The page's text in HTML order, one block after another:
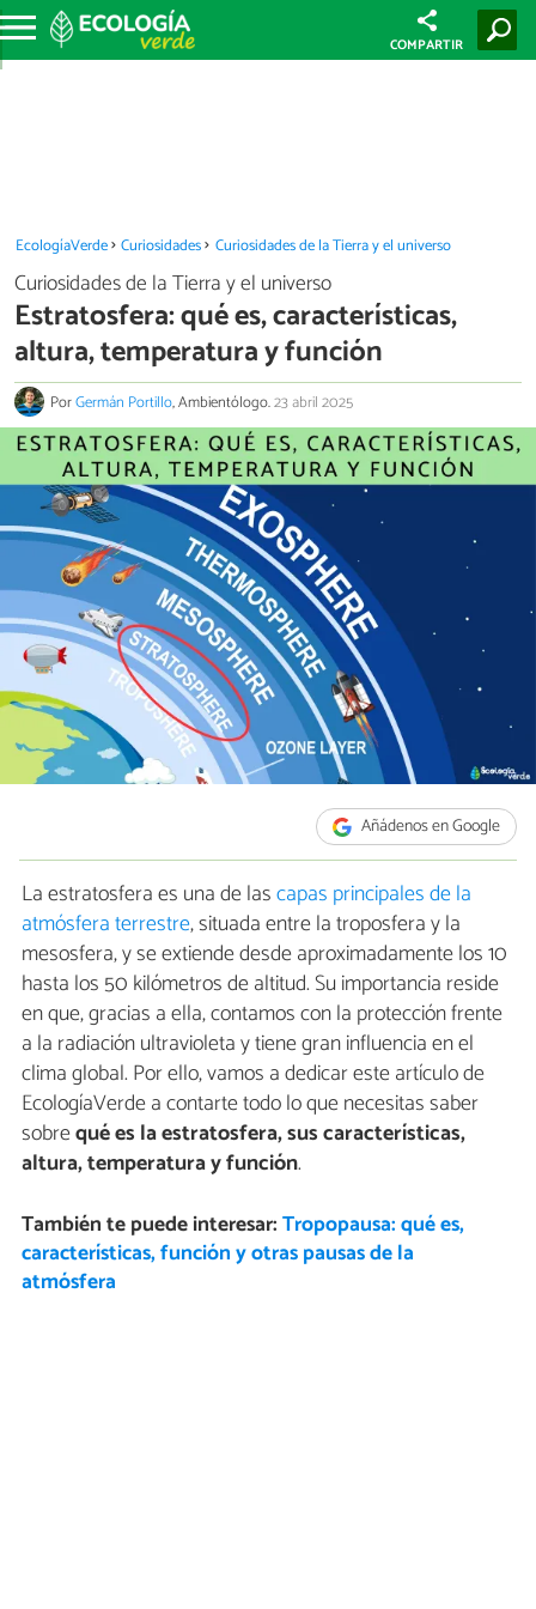
COMPARTIR
EcologíaVerde Curiosidades Curiosidades de la Tierra y el universo
Curiosidades de la Tierra y el universo
Estratosfera: qué es, características,
altura, temperatura y función
PorGermán Portillo, Ambientólogo.23 abril 2025
Añádenos en Google
La estratosfera es una de lascapas principales de la
atmósfera terrestre, situada entre la troposfera y la
mesosfera, y se extiende desde aproximadamente los 10
hasta los 50 kilómetros de altitud. Su importancia reside
en que, gracias a ella, contamos con la protección frente
a la radiación ultravioleta y tiene gran influencia en el
clima global. Por ello, vamos a dedicar este artículo de
EcologíaVerde a contarte todo lo que necesitas saber
sobrequé es la estratosfera, sus características,
altura, temperatura y función.
También te puede interesar:Tropopausa: qué es,
características, función y otras pausas de la
atmósfera